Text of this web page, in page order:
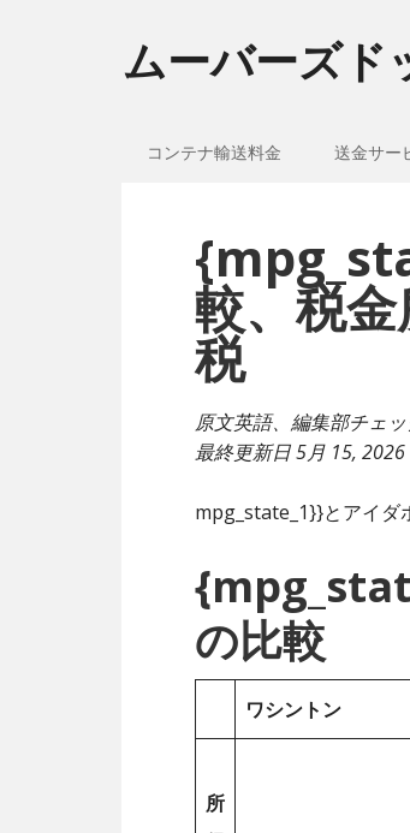
ムーバーズド
コンテナ輸送料金 送金サー
較、税
税
原文英語、編集部チェ
最終更新日5月 15, 2026
mpg_state_1}}とアイダ
の比較
ワシントン
所